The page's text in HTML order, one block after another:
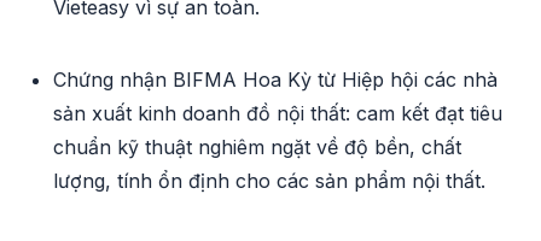
Vieteasy vì sự an toàn.
Chứng nhận BIFMA Hoa Kỳ từ Hiệp hội các nhà
sản xuất kinh doanh đồ nội thất: cam kết đạt tiêu
chuẩn kỹ thuật nghiêm ngặt về độ bền, chất
lượng, tính ổn định cho các sản phẩm nội thất.